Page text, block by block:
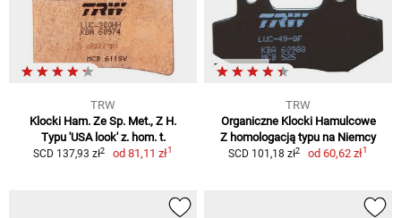
TRW
Klocki Ham. Ze Sp. Met., Z H.
Typu 'USA look' z. hom. t.
SCD 137,93 zł2 od81,11 zł1
TRW
Organiczne Klocki Hamulcowe
Z homologacją typu na Niemcy
SCD 101,18 zł2 od60,62 zł1